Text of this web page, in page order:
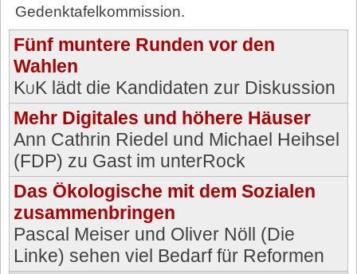
Gedenktafelkommission.
Fünf muntere Runden vor den
Wahlen
KuK lädt die Kandidaten zur Diskussion
Mehr Digitales und höhere Häuser
Ann Cathrin Riedel und Michael Heihsel
(FDP) zu Gast im unterRock
Das Ökologische mit dem Sozialen
zusammenbringen
Pascal Meiser und Oliver Nöll (Die
Linke) sehen viel Bedarf für Reformen